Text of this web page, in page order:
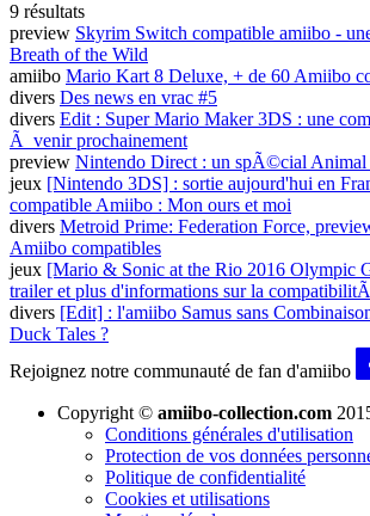
9 résultats
preview Skyrim Switch compatible amiibo -
Breath of the Wild
amiibo Mario Kart 8 Deluxe, + de 60 Amiibo
divers Des news en vrac #5
divers Edit : Super Mario Maker 3DS : une
Ã venir prochainement
preview Nintendo Direct : un spÃ©cial
jeux [Nintendo 3DS] : sortie aujourd'hui en
compatible Amiibo : Mon ours et moi
divers Metroid Prime: Federation Force,
Amiibo compatibles
jeux [Mario & Sonic at the Rio 2016 Olympic
trailer et plus d'informations sur la
divers [Edit] : l'amiibo Samus sans
Duck Tales ?
Rejoignez notre communauté de fan d'amiibo
Copyright © amiibo-collection.com
Conditions générales d'utilisation
Protection de vos données
Politique de confidentialité
Cookies et utilisations